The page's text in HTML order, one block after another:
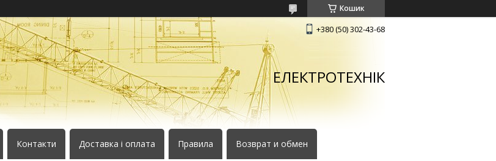
Кошик
+380 (50) 302-43-68
ЕЛЕКТРОТЕХНІК
Контакти Доставка і оплата Правила Возврат и обмен